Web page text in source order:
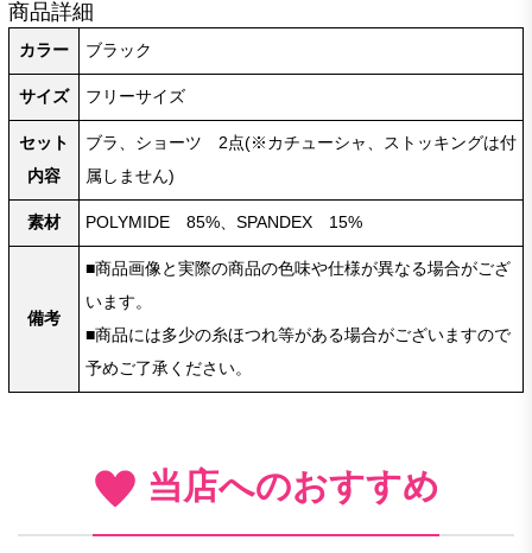
商品詳細
カラー ブラック
サイズ フリーサイズ
セット
内容
ブラ、ショーツ 2点(※カチューシャ、ストッキングは付
属しません)
素材 POLYMIDE 85%、SPANDEX 15%
備考
■商品画像と実際の商品の色味や仕様が異なる場合がござ
います。
■商品には多少の糸ほつれ等がある場合がございますので
予めご了承ください。
当店へのおすすめ